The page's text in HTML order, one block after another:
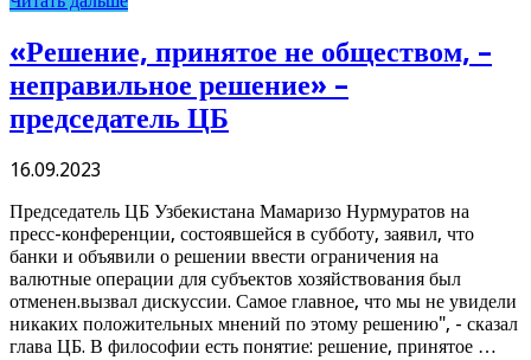
«Решение, принятое не обществом, –
неправильное решение» –
председатель ЦБ
16.09.2023
Председатель ЦБ Узбекистана Мамаризо Нурмуратов на
пресс-конференции, состоявшейся в субботу, заявил, что
банки и объявили о решении ввести ограничения на
валютные операции для субъектов хозяйствования был
отменен.вызвал дискуссии. Самое главное, что мы не увидели
никаких положительных мнений по этому решению", - сказал
глава ЦБ. В философии есть понятие: решение, принятое …